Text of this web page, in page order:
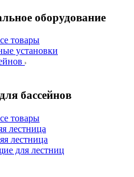
оборудование
товары
установки
бассейнов
товары
лестница
лестница
для лестниц